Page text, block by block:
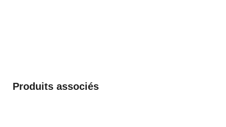
Produits associés